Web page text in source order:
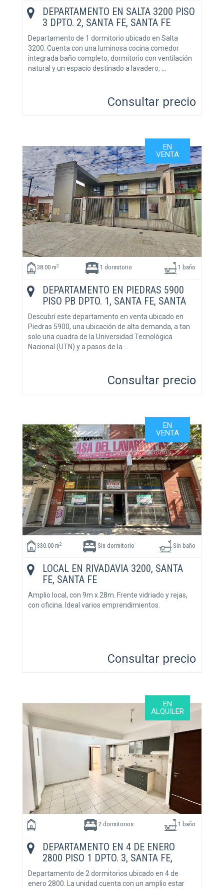
DEPARTAMENTO EN SALTA 3200 PISO
3 DPTO. 2, SANTA FE, SANTA FE
Departamento de 1 dormitorio ubicado en Salta
3200. Cuenta con una luminosa cocina comedor
integrada baño completo, dormitorio con ventilación
natural y un espacio destinado a lavadero, …
Consultar precio
EN
VENTA
38.00 m2 1 dormitorio 1 baño
DEPARTAMENTO EN PIEDRAS 5900
PISO PB DPTO. 1, SANTA FE, SANTA
FE
Descubrí este departamento en venta ubicado en
Piedras 5900, una ubicación de alta demanda, a tan
solo una cuadra de la Universidad Tecnológica
Nacional (UTN) y a pasos de la …
Consultar precio
EN
VENTA
330.00 m2 Sin dormitorio Sin baño
LOCAL EN RIVADAVIA 3200, SANTA
FE, SANTA FE
Amplio local, con 9m x 28m. Frente vidriado y rejas,
con oficina. Ideal varios emprendimientos.
Consultar precio
EN
ALQUILER
2 dormitorios 1 baño
DEPARTAMENTO EN 4 DE ENERO
2800 PISO 1 DPTO. 3, SANTA FE,
SANTA FE
Departamento de 2 dormitorios ubicado en 4 de
enero 2800. La unidad cuenta con un amplio estar